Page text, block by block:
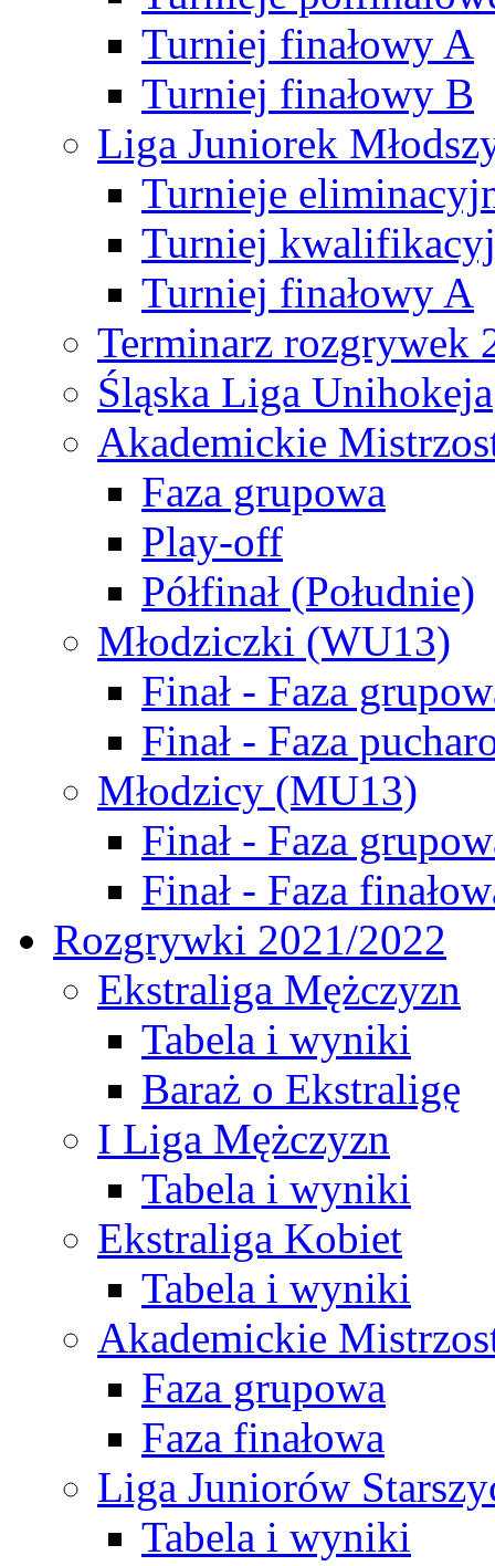
Turniej finałowy A
Turniej finałowy B
Liga Juniorek
Turnieje
Turniej
Turniej finałowy A
Terminarz rozgrywek
Śląska Liga Unihokeja
Akademickie
Faza grupowa
Play-off
Półfinał (Południe)
Młodziczki (WU13)
Finał - Faza
Finał - Faza
Młodzicy (MU13)
Finał - Faza
Finał - Faza
Rozgrywki 2021/2022
Ekstraliga Mężczyzn
Tabela i wyniki
Baraż o Ekstraligę
I Liga Mężczyzn
Tabela i wyniki
Ekstraliga Kobiet
Tabela i wyniki
Akademickie
Faza grupowa
Faza finałowa
Liga Juniorów
Tabela i wyniki